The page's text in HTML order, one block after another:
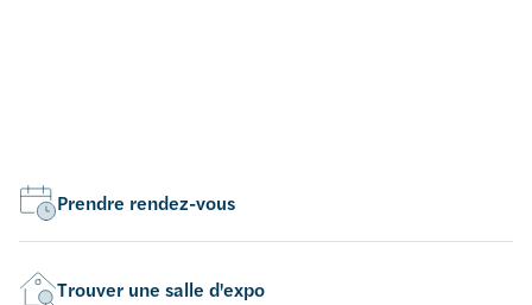
Prendre rendez-vous
Trouver une salle d'expo